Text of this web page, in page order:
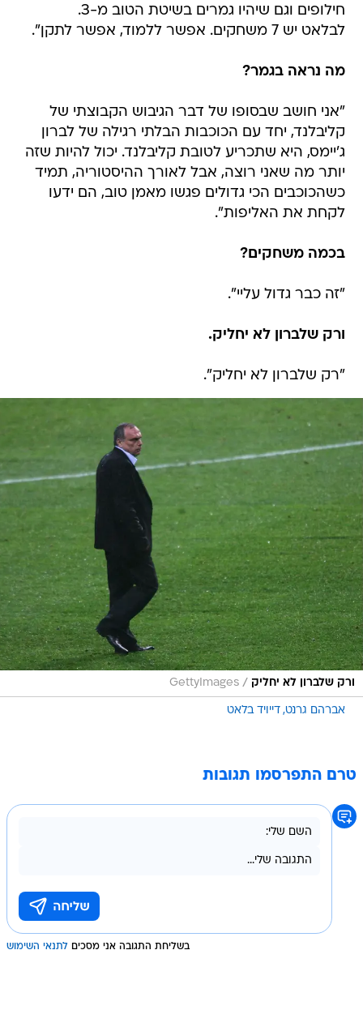
חילופים וגם שיהיו גמרים בשיטת הטוב מ-3.
לבלאט יש 7 משחקים. אפשר ללמוד, אפשר לתקן".
מה נראה בגמר?
"אני חושב שבסופו של דבר הגיבוש הקבוצתי של
קליבלנד, יחד עם הכוכבות הבלתי רגילה של לברון
ג'יימס, היא שתכריע לטובת קליבלנד. יכול להיות שזה
יותר מה שאני רוצה, אבל לאורך ההיסטוריה, תמיד
כשהכוכבים הכי גדולים פגשו מאמן טוב, הם ידעו
לקחת את האליפות".
בכמה משחקים?
"זה כבר גדול עליי".
ורק שלברון לא יחליק.
"רק שלברון לא יחליק".
ורק שלברון לא יחליק /
GettyImages
אברהם גרנט דייויד בלאט
טרם התפרסמו תגובות
בשליחת התגובה אני מסכים לתנאי השימוש